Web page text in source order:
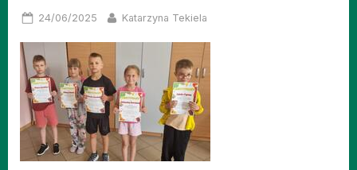
Posted
24/06/2025 By
Katarzyna Tekiela